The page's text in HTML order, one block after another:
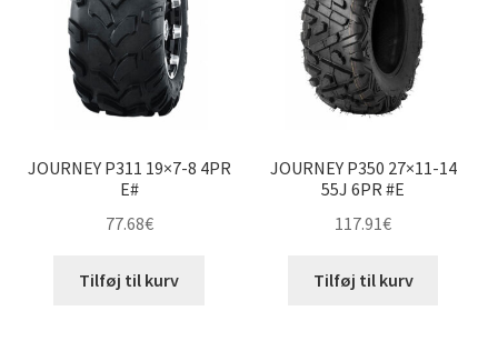
JOURNEY P311 19×7-8 4PR
E#
77.68€
Tilføj til kurv
JOURNEY P350 27×11-14
55J 6PR #E
117.91€
Tilføj til kurv